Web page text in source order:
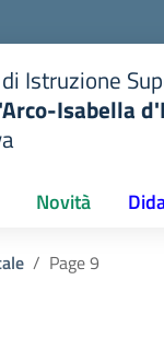
Istruzione
Isabella
Novità
Page 9